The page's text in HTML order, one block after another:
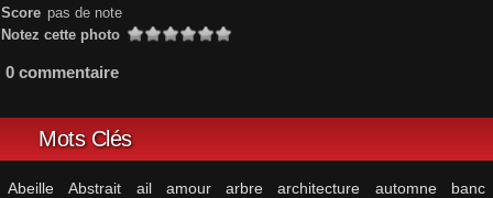
Score pas de note
Notez cette photo
0 commentaire
Mots Clés
Abeille Abstrait ail amour arbre architecture automne
banc